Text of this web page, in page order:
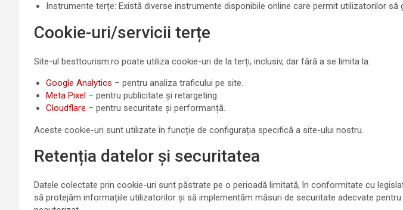
Instrumente terțe: Există diverse instrumente disponibile online care permit utilizatorilor să
Cookie-uri/servicii terțe
Site-ul besttourism.ro poate utiliza cookie-uri de la terți, inclusiv, dar fără a se limita la:
Google Analytics – pentru analiza traficului pe site.
Meta Pixel – pentru publicitate și retargeting.
Cloudflare – pentru securitate și performanță.
Aceste cookie-uri sunt utilizate în funcție de configurația specifică a site-ului nostru.
Retenția datelor și securitatea
Datele colectate prin cookie-uri sunt păstrate pe o perioadă limitată, în conformitate cu
să protejăm informațiile utilizatorilor și să implementăm măsuri de securitate adecvate pentru